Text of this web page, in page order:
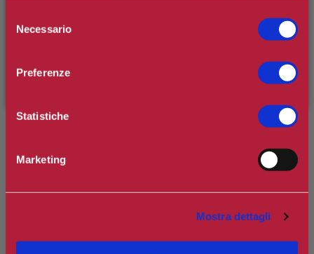
delNecessario
Preferenze
Statistiche
Marketing
Mostra dettagli
Ottieni 3 punti Camilleri Fidelity Card -Regolamento
e usufruisci dello
inserendo il codice